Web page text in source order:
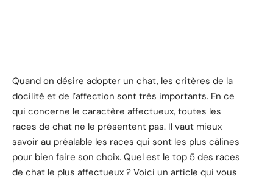
Quand on désire adopter un chat, les critères de la
docilité et de l’affection sont très importants. En ce
qui concerne le caractère affectueux, toutes les
races de chat ne le présentent pas. Il vaut mieux
savoir au préalable les races qui sont les plus câlines
pour bien faire son choix. Quel est le top 5 des races
de chat le plus affectueux ? Voici un article qui vous